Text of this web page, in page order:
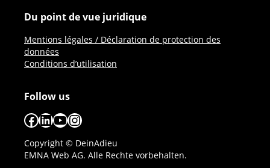
Du point de vue juridique
Mentions légales / Déclaration de protection des
données
Conditions d’utilisation
Follow us
Facebook
LinkedIn
YouTube
Instagram
Copyright © DeinAdieu
EMNA Web AG. Alle Rechte vorbehalten.